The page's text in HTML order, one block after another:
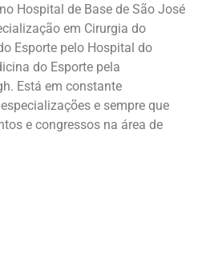
Hospital de Base de São José
em Cirurgia do
Esporte pelo Hospital do
do Esporte pela
Está em constante
e sempre que
e congressos na área de